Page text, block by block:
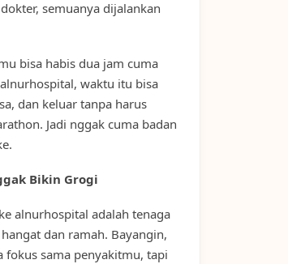
semuanya dijalankan
bisa habis dua jam cuma
waktu itu bisa
dan keluar tanpa harus
Jadi nggak cuma badan
Bikin Grogi
alnurhospital adalah tenaga
dan ramah. Bayangin,
fokus sama penyakitmu, tapi